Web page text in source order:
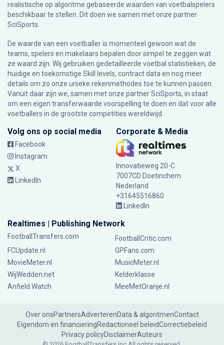
realistische op algoritme gebaseerde waarden van voetbalspelers
beschikbaar te stellen. Dit doen we samen met onze partner
SciSports
De waarde van een voetballer is momenteel gewoon wat de
teams, spelers en makelaars bepalen door simpel te zeggen wat
ze waard zijn. Wij gebruiken gedetailleerde voetbal statistieken, de
huidige en toekomstige Skill levels, contract data en nog meer
details om zo onze unieke rekenmethodes toe te kunnen passen.
Vanuit daar zijn we, samen met onze partner SciSports, in staat
om een eigen transferwaarde voorspelling te doen en dat voor alle
voetballers in de grootste competities wereldwijd.
Volg ons op social media
Facebook
Instagram
X
LinkedIn
Corporate & Media
Innovatieweg 20-C
7007CD Doetinchem
Nederland
+31645516860
LinkedIn
Realtimes | Publishing Network
FootballTransfers.com
FootballCritic.com
FCUpdate.nl
GPFans.com
MovieMeter.nl
MusicMeter.nl
WijWedden.net
Kelderklasse
Anfield Watch
MeeMetOranje.nl
Over onsPartnersAdverterenData & algoritmenContact
Eigendom en financieringRedactioneel beleidCorrectiebeleid
Privacy policyDisclaimerAuteurs